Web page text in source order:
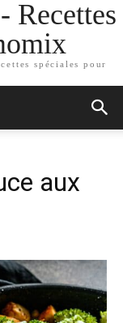
Recettes
spéciales pour
aux